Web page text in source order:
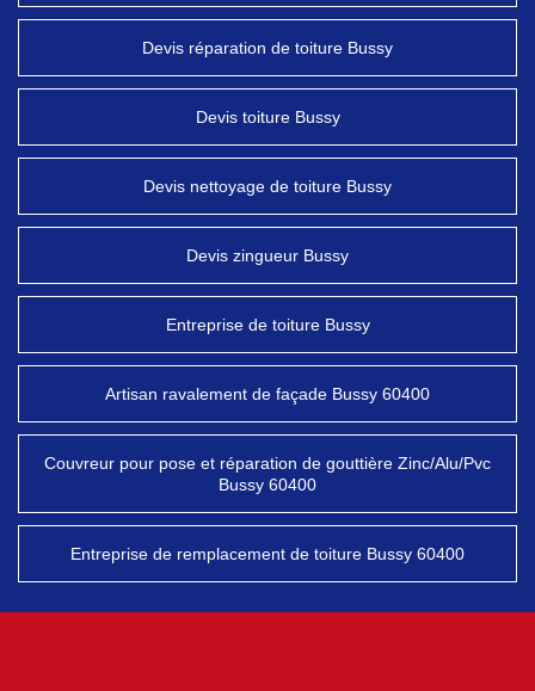
Devis réparation de toiture Bussy
Devis toiture Bussy
Devis nettoyage de toiture Bussy
Devis zingueur Bussy
Entreprise de toiture Bussy
Artisan ravalement de façade Bussy 60400
Couvreur pour pose et réparation de gouttière Zinc/Alu/Pvc
Bussy 60400
Entreprise de remplacement de toiture Bussy 60400